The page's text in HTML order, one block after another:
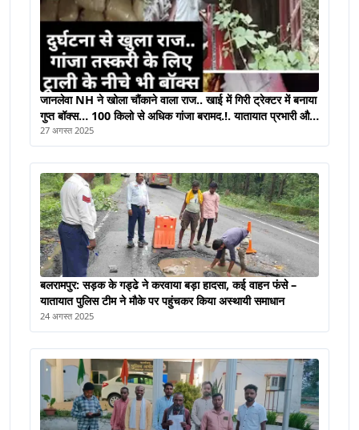
जानलेवा NH ने खोला चौंकाने वाला राज.. खाई में गिरी ट्रेक्टर में बनाया
गुप्त बॉक्स… 100 किलो से अधिक गांजा बरामद.!. यातायात प्रभारी और
हाइवे पेट्रोलिंग के जवान की तत्परता से अपराधियों को जखीरा हटाने नहीं
मिला मौका..
27 अगस्त 2025
बलरामपुर: सड़क के गड्ढे ने करवाया बड़ा हादसा, कई वाहन फंसे –
यातायात पुलिस टीम ने मौके पर पहुंचकर किया अस्थायी समाधान
24 अगस्त 2025